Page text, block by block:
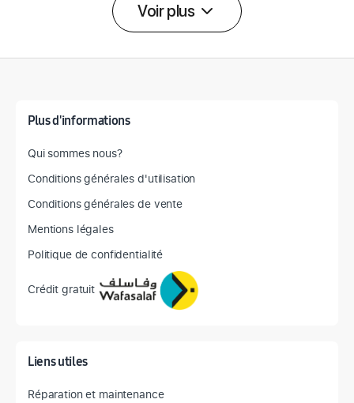
Voir plus
Plus d'informations
Qui sommes nous?
Conditions générales d'utilisation
Conditions générales de vente
Mentions légales
Politique de confidentialité
Crédit gratuit
Liens utiles
Réparation et maintenance